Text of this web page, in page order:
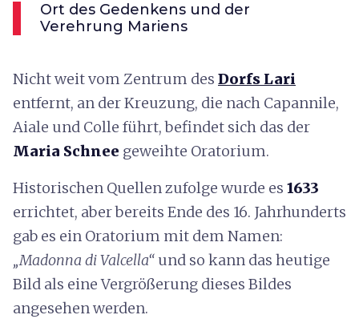
Ort des Gedenkens und der
Verehrung Mariens
Nicht weit vom Zentrum des Dorfs Lari
entfernt, an der Kreuzung, die nach Capannile,
Aiale und Colle führt, befindet sich das der
Maria Schnee geweihte Oratorium.
Historischen Quellen zufolge wurde es 1633
errichtet, aber bereits Ende des 16. Jahrhunderts
gab es ein Oratorium mit dem Namen:
„Madonna di Valcella“ und so kann das heutige
Bild als eine Vergrößerung dieses Bildes
angesehen werden.